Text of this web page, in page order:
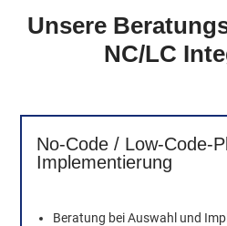
Unsere
NC/LC
No-Code / Low-Code-
Implementierung
Beratung bei Auswahl und